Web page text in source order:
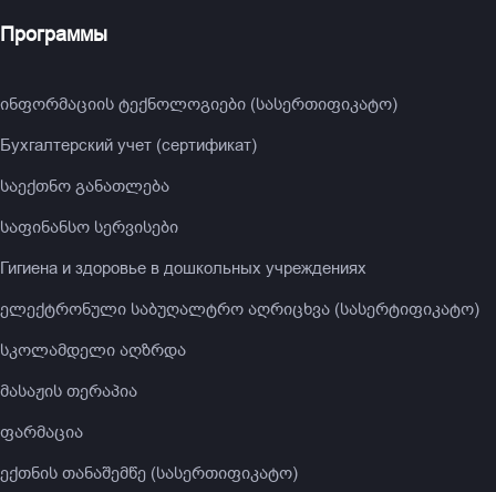
Программы
ინფორმაციის ტექნოლოგიები (სასერთიფიკატო)
Бухгалтерский учет (сертификат)
საექთნო განათლება
საფინანსო სერვისები
Гигиена и здоровье в дошкольных учреждениях
ელექტრონული საბუღალტრო აღრიცხვა (სასერტიფიკატო)
სკოლამდელი აღზრდა
მასაჟის თერაპია
ფარმაცია
ექთნის თანაშემწე (სასერთიფიკატო)